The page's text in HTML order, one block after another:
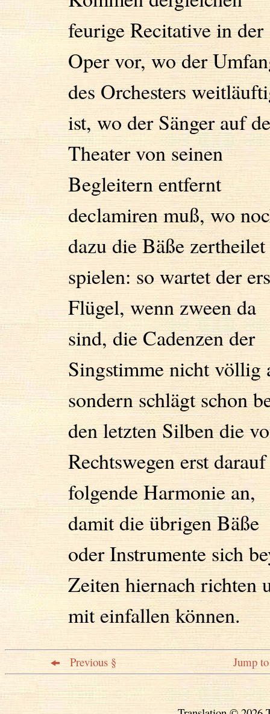
feurige Recitative in der
Oper vor, wo der
des Orchesters
ist, wo der Sänger auf
Theater von seinen
Begleitern entfernt
declamiren muß, wo
dazu die Bäße zertheilet
spielen: so wartet der
Flügel, wenn zween da
sind, die Cadenzen der
Singstimme nicht völlig
sondern schlägt schon
den letzten Silben die
Rechtswegen erst darauf
folgende Harmonie an,
damit die übrigen Bäße
oder Instrumente sich
Zeiten hiernach richten
mit einfallen können.
Previous § Jump